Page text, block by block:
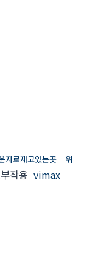
자로재고있는곳
위
작용 vimax